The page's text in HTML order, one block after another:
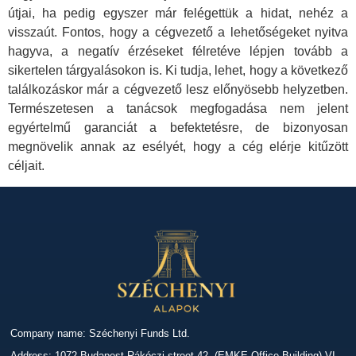
útjai, ha pedig egyszer már felégettük a hidat, nehéz a
visszaút. Fontos, hogy a cégvezető a lehetőségeket nyitva
hagyva, a negatív érzéseket félretéve lépjen tovább a
sikertelen tárgyalásokon is. Ki tudja, lehet, hogy a következő
találkozáskor már a cégvezető lesz előnyösebb helyzetben.
Természetesen a tanácsok megfogadása nem jelent
egyértelmű garanciát a befektetésre, de bizonyosan
megnövelik annak az esélyét, hogy a cég elérje kitűzött
céljait.
Company name: Széchenyi Funds Ltd.